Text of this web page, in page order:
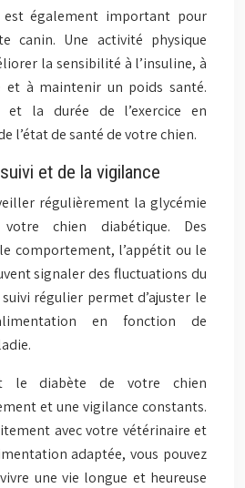
est également important pour
canin. Une activité physique
la sensibilité à l’insuline, à
et à maintenir un poids santé.
et la durée de l’exercice en
l’état de santé de votre chien.
et de la vigilance
régulièrement la glycémie
chien diabétique. Des
comportement, l’appétit ou le
signaler des fluctuations du
régulier permet d’ajuster le
en fonction de
le diabète de votre chien
et une vigilance constants.
avec votre vétérinaire et
adaptée, vous pouvez
une vie longue et heureuse